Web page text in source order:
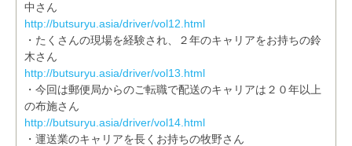
中さん
http://butsuryu.asia/driver/vol12.html
・たくさんの現場を経験され、２年のキャリアをお持ちの鈴
木さん
http://butsuryu.asia/driver/vol13.html
・今回は郵便局からのご転職で配送のキャリアは２０年以上
の布施さん
http://butsuryu.asia/driver/vol14.html
・運送業のキャリアを長くお持ちの牧野さん